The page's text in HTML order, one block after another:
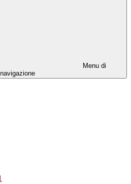
Menu di
navigazione